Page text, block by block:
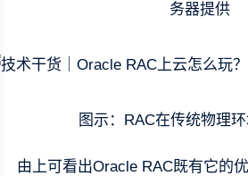
务器提供
图示：RAC在传统物理
由上可看出Oracle RAC既有它的